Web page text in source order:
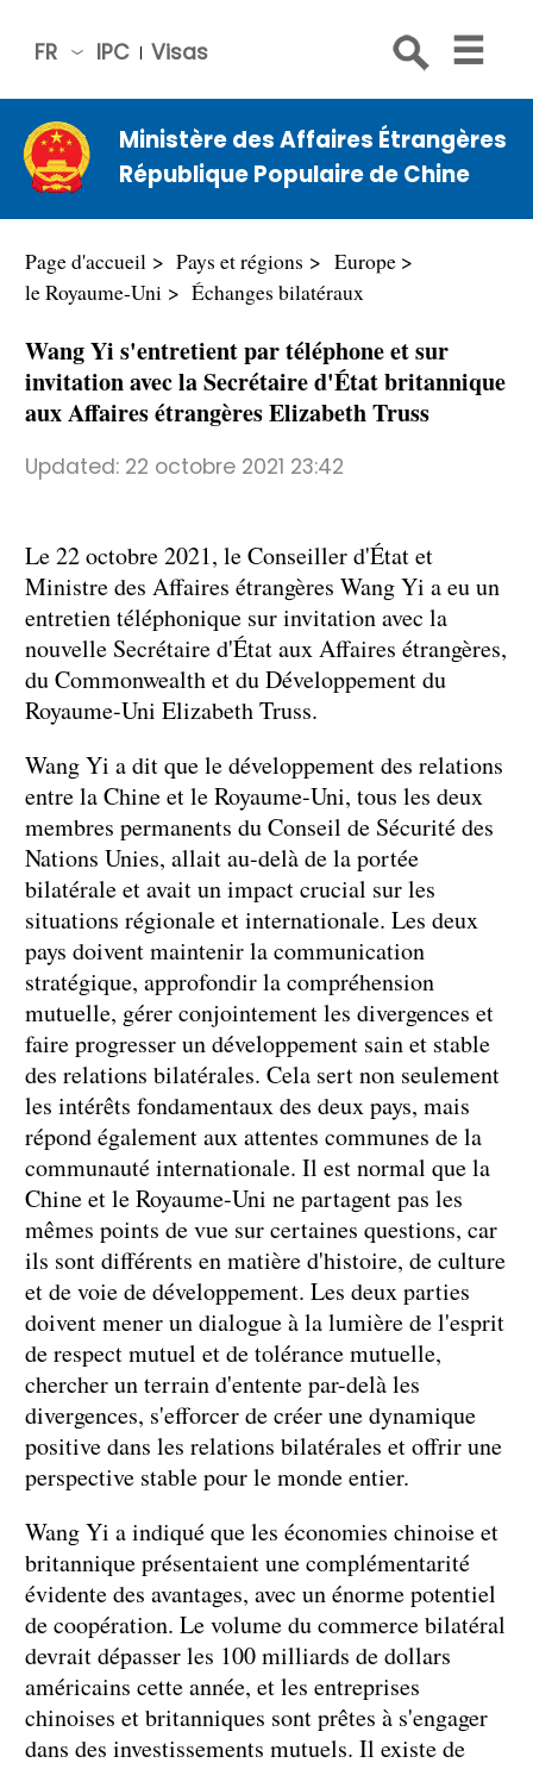
IPC Visas
FR
中文
Engli
sh
Русс
Espa
عربي
Ministère des Affaires Étrangères
République Populaire de Chine
Page d'accueil Pays et régions
Europe
le Royaume-Uni
Échanges bilatéraux
Wang Yi s'entretient par téléphone et sur
invitation avec la Secrétaire d'État britannique
aux Affaires étrangères Elizabeth Truss
Updated: 22 octobre 2021 23:42
Le 22 octobre 2021, le Conseiller d'État et
Ministre des Affaires étrangères Wang Yi a eu un
entretien téléphonique sur invitation avec la
nouvelle Secrétaire d'État aux Affaires étrangères,
du Commonwealth et du Développement du
Royaume-Uni Elizabeth Truss.
Wang Yi a dit que le développement des relations
entre la Chine et le Royaume-Uni, tous les deux
membres permanents du Conseil de Sécurité des
Nations Unies, allait au-delà de la portée
bilatérale et avait un impact crucial sur les
situations régionale et internationale. Les deux
pays doivent maintenir la communication
stratégique, approfondir la compréhension
mutuelle, gérer conjointement les divergences et
faire progresser un développement sain et stable
des relations bilatérales. Cela sert non seulement
les intérêts fondamentaux des deux pays, mais
répond également aux attentes communes de la
communauté internationale. Il est normal que la
Chine et le Royaume-Uni ne partagent pas les
mêmes points de vue sur certaines questions, car
ils sont différents en matière d'histoire, de culture
et de voie de développement. Les deux parties
doivent mener un dialogue à la lumière de l'esprit
de respect mutuel et de tolérance mutuelle,
chercher un terrain d'entente par-delà les
divergences, s'efforcer de créer une dynamique
positive dans les relations bilatérales et offrir une
perspective stable pour le monde entier.
Wang Yi a indiqué que les économies chinoise et
britannique présentaient une complémentarité
évidente des avantages, avec un énorme potentiel
de coopération. Le volume du commerce bilatéral
devrait dépasser les 100 milliards de dollars
américains cette année, et les entreprises
chinoises et britanniques sont prêtes à s'engager
dans des investissements mutuels. Il existe de